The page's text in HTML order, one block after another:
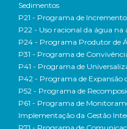
Sedimentos
P21 - Programa de
P22 - Uso racional da água
P24 - Programa Produtor de
P31 - Programa de
P41 - Programa de
P42 - Programa de Expansão
P52 - Programa de
P61 - Programa de
Implementação da Gestão